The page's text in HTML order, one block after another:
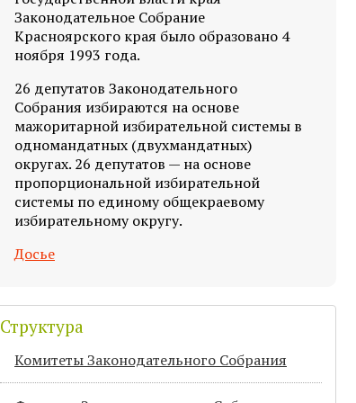
Законодательное Собрание
Красноярского края было образовано 4
ноября 1993 года.
26 депутатов Законодательного
Собрания избираются на основе
мажоритарной избирательной системы в
одномандатных (двухмандатных)
округах. 26 депутатов — на основе
пропорциональной избирательной
системы по единому общекраевому
избирательному округу.
Досье
Структура
Комитеты Законодательного Собрания